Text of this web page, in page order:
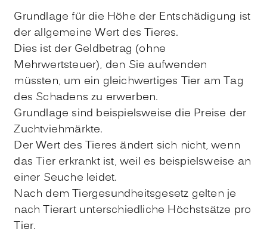
Grundlage für die Höhe der Entschädigung ist
der allgemeine Wert des Tieres.
Dies ist der Geldbetrag (ohne
Mehrwertsteuer), den Sie aufwenden
müssten, um ein gleichwertiges Tier am Tag
des Schadens zu erwerben.
Grundlage sind beispielsweise die Preise der
Zuchtviehmärkte.
Der Wert des Tieres ändert sich nicht, wenn
das Tier erkrankt ist, weil es beispielsweise an
einer Seuche leidet.
Nach dem Tiergesundheitsgesetz gelten je
nach Tierart unterschiedliche Höchstsätze pro
Tier.